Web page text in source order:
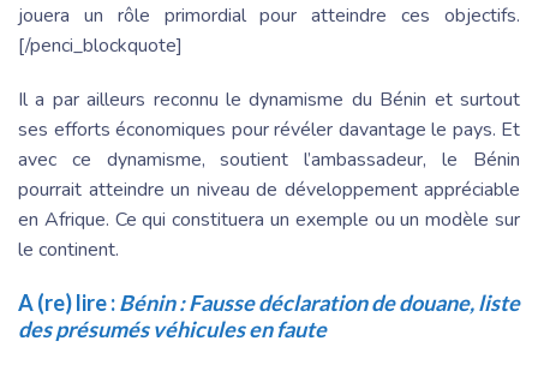
jouera un rôle primordial pour atteindre ces objectifs.
[/penci_blockquote]
Il a par ailleurs reconnu le dynamisme du Bénin et surtout
ses efforts économiques pour révéler davantage le pays. Et
avec ce dynamisme, soutient l’ambassadeur, le Bénin
pourrait atteindre un niveau de développement appréciable
en Afrique. Ce qui constituera un exemple ou un modèle sur
le continent.
A (re) lire :Bénin : Fausse déclaration de douane, liste
des présumés véhicules en faute